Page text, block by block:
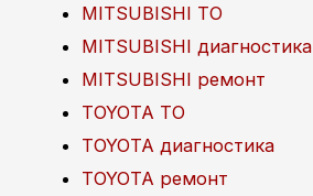
MITSUBISHI ТО
MITSUBISHI диагностика
MITSUBISHI ремонт
TOYOTA ТО
TOYOTA диагностика
TOYOTA ремонт